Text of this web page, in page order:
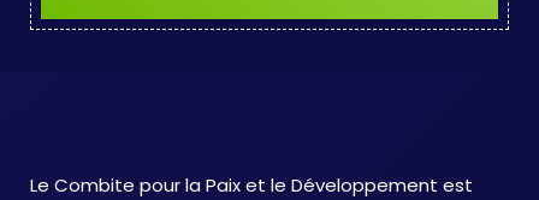
Le Combite pour la Paix et le Développement est